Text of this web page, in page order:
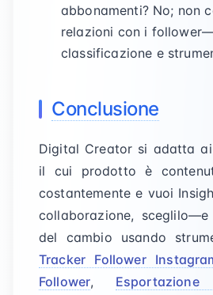
abbonamenti? No; non
relazioni con i
classificazione e
Conclusione
Digital Creator si adatta
il cui prodotto è
costantemente e vuoi
collaborazione,
del cambio usando
Tracker Follower
Follower, Esportazione